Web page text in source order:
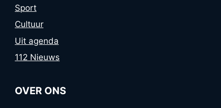
Sport
Cultuur
Uit agenda
112 Nieuws
OVER ONS